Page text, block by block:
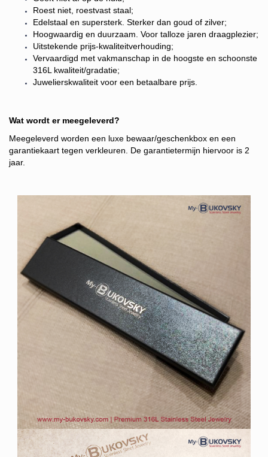
Roest niet, roestvast staal;
Edelstaal en supersterk. Sterker dan goud of zilver;
Hoogwaardig en duurzaam. Voor talloze jaren draagplezier;
Uitstekende prijs-kwaliteitverhouding;
Vervaardigd met vakmanschap in de hoogste en schoonste
316L kwaliteit/gradatie;
Juwelierskwaliteit voor een betaalbare prijs.
Wat wordt er meegeleverd?
Meegeleverd worden een luxe bewaar/geschenkbox en een
garantiekaart tegen verkleuren. De garantietermijn hiervoor is 2
jaar.